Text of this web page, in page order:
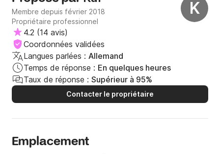
K
Membre depuis février 2018
Propriétaire professionnel
4.2 (14 avis)
Coordonnées validées
Langues parlées : Allemand
Temps de réponse : En quelques heures
Taux de réponse : Supérieur à 95%
Contacter le propriétaire
Emplacement